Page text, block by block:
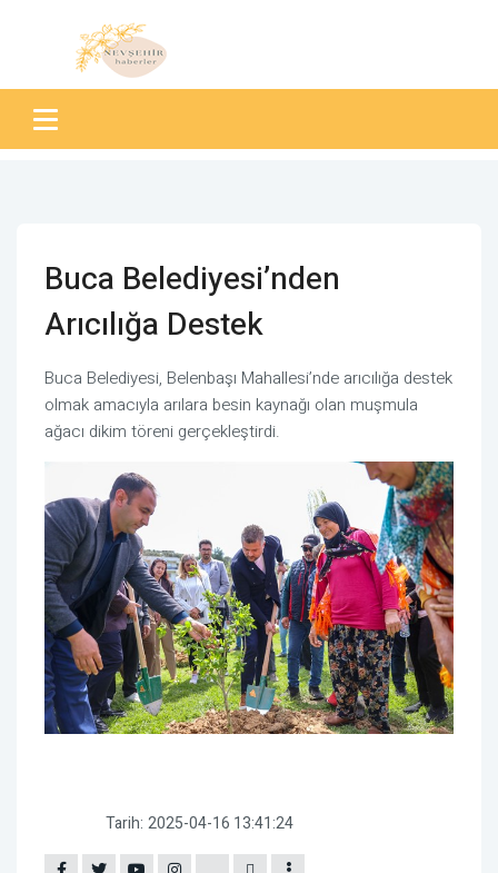
Buca Belediyesi’nden
Arıcılığa Destek
Buca Belediyesi, Belenbaşı Mahallesi’nde arıcılığa destek
olmak amacıyla arılara besin kaynağı olan muşmula
ağacı dikim töreni gerçekleştirdi.
Tarih: 2025-04-16 13:41:24